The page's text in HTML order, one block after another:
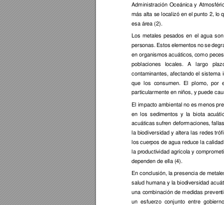
Administración Oceánica y
más alta se localizó en el punto 2, lo q
esa área (2).
Los metales pesados en el agua
personas. Estos elementos no se
en organismos acuáticos, como peces
poblaciones locales. A largo
contaminantes, afectando el sistema
que los consumen. El plomo, por
particularmente en niños, y puede
El impacto ambiental no es menos
en los sedimentos y la biota
acuáticas sufren deformaciones,
la biodiversidad y altera las redes
los cuerpos de agua reduce la
la productividad agrícola y
dependen de ella (4).
En conclusión, la presencia de
salud humana y la biodiversidad
una combinación de medidas preven
un esfuerzo conjunto entre